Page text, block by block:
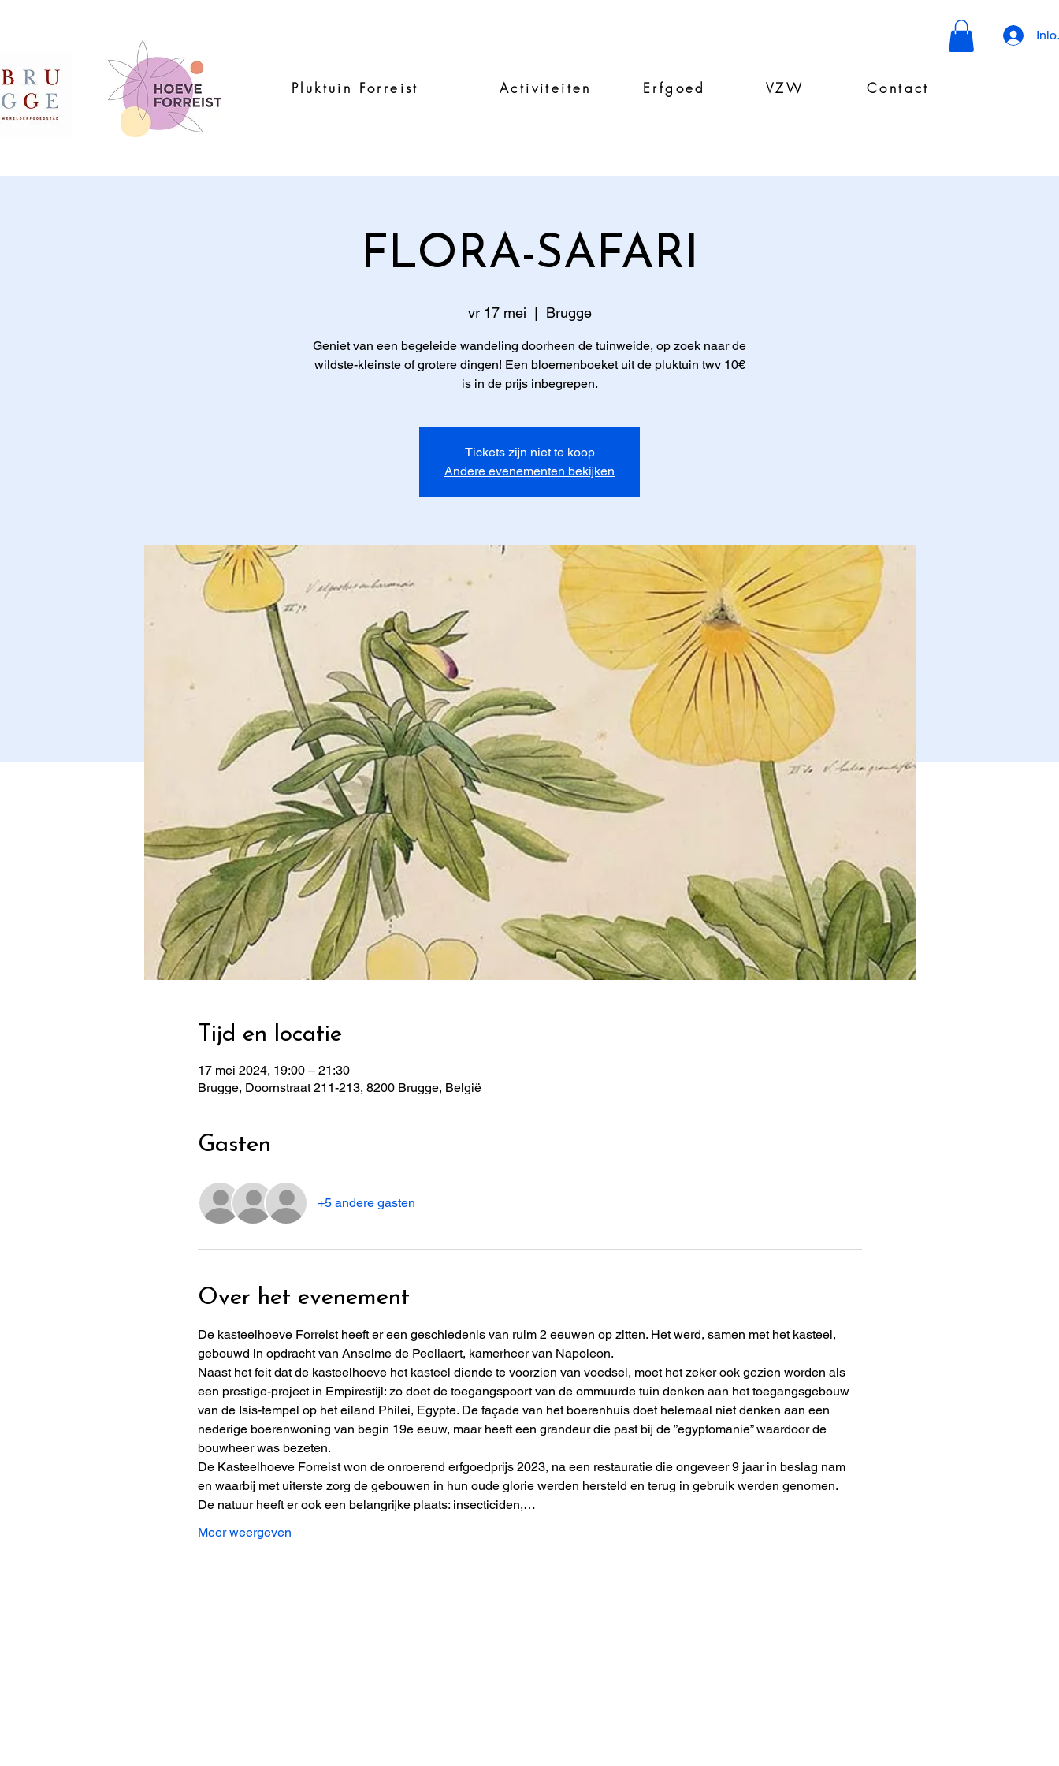
Pluktuin Forreist Activiteiten Erfgoed VZW Contact
FLORA-SAFARI
vr 17 mei
  |
Brugge
Geniet van een begeleide wandeling doorheen de tuinweide, op zoek naar de
wildste-kleinste of grotere dingen! Een bloemenboeket uit de pluktuin twv 10€
is in de prijs inbegrepen.
Tickets zijn niet te koop
Andere evenementen bekijken
Tijd en locatie
17 mei 2024, 19:00 – 21:30
Brugge, Doornstraat 211-213, 8200 Brugge, België
Gasten
+5 andere gasten
Over het evenement
De kasteelhoeve Forreist heeft er een geschiedenis van ruim 2 eeuwen op zitten. Het werd, samen met het kasteel,
gebouwd in opdracht van Anselme de Peellaert, kamerheer van Napoleon.
Naast het feit dat de kasteelhoeve het kasteel diende te voorzien van voedsel, moet het zeker ook gezien worden als
een prestige-project in Empirestijl: zo doet de toegangspoort van de ommuurde tuin denken aan het toegangsgebouw
van de Isis-tempel op het eiland Philei, Egypte. De façade van het boerenhuis doet helemaal niet denken aan een
nederige boerenwoning van begin 19e eeuw, maar heeft een grandeur die past bij de ”egyptomanie” waardoor de
bouwheer was bezeten.
De Kasteelhoeve Forreist won de onroerend erfgoedprijs 2023, na een restauratie die ongeveer 9 jaar in beslag nam
en waarbij met uiterste zorg de gebouwen in hun oude glorie werden hersteld en terug in gebruik werden genomen.
De natuur heeft er ook een belangrijke plaats: insecticiden,…
Meer weergeven